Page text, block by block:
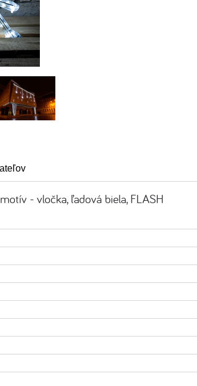
- vločka, ľadová biela, FLASH